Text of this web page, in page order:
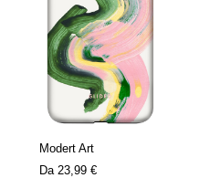
Modert Art
Da 23,99 €